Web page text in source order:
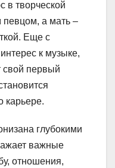
в творческой
а мать –
Еще с
к музыке,
свой первый
карьере.
глубокими
важные
отношения,